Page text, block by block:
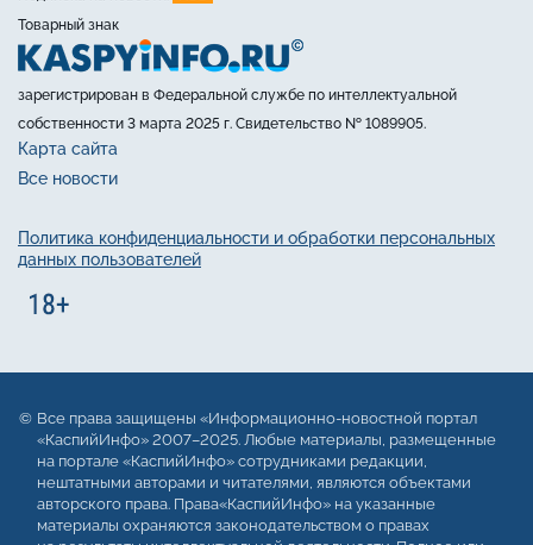
Товарный знак
зарегистрирован в Федеральной службе по интеллектуальной
собственности 3 марта 2025 г. Свидетельство № 1089905.
Карта сайта
Все новости
Политика конфиденциальности и обработки персональных
данных пользователей
Все права защищены «Информационно-новостной портал
«КаспийИнфо» 2007–2025. Любые материалы, размещенные
на портале «КаспийИнфо» сотрудниками редакции,
нештатными авторами и читателями, являются объектами
авторского права. Права«КаспийИнфо» на указанные
материалы охраняются законодательством о правах